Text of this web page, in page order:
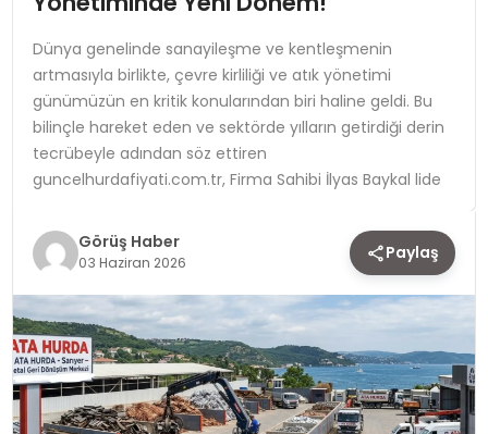
SPOR
TEKNOLOJI
YAŞAM
Dünya genelinde sanayileşme ve kentleşmenin
artmasıyla birlikte, çevre kirliliği ve atık yönetimi
günümüzün en kritik konularından biri haline geldi. Bu
bilinçle hareket eden ve sektörde yılların getirdiği derin
tecrübeyle adından söz ettiren
guncelhurdafiyati.com.tr, Firma Sahibi İlyas Baykal lide
Görüş Haber
03 Haziran 2026 Paylaş